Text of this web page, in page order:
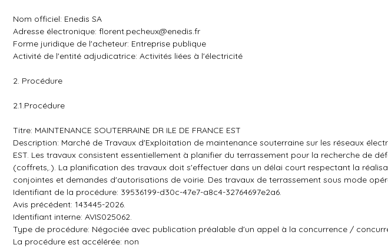
Nom officiel: Enedis SA
Adresse électronique: florent.pecheux@enedis.fr
Forme juridique de l'acheteur: Entreprise publique
Activité de l'entité adjudicatrice: Activités liées à l'électricité
2. Procédure
2.1.Procédure
Titre: MAINTENANCE SOUTERRAINE DR ILE DE FRANCE EST
Description: Marché de Travaux d'Exploitation de maintenance souterraine sur les réseaux
EST. Les travaux consistent essentiellement à planifier du terrassement pour la recherche de
(coffrets,.). La planification des travaux doit s'effectuer dans un délai court respectant la
conjointes et demandes d'autorisations de voirie. Des travaux de terrassement sous mode
Identifiant de la procédure: 39536199-d30c-47e7-a8c4-32764697e2a6.
Avis précédent: 143445-2026.
Identifiant interne: AVIS025062.
Type de procédure: Négociée avec publication préalable d'un appel à la concurrence /
La procédure est accélérée: non